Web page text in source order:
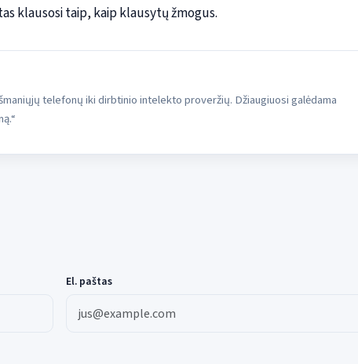
klausosi taip, kaip klausytų žmogus.
telefonų iki dirbtinio intelekto proveržių. Džiaugiuosi galėdama
El. paštas